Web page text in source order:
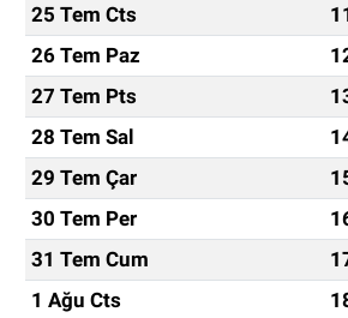
25 Tem Cts
26 Tem Paz
27 Tem Pts
28 Tem Sal
29 Tem Çar
30 Tem Per
31 Tem Cum
1 Ağu Cts